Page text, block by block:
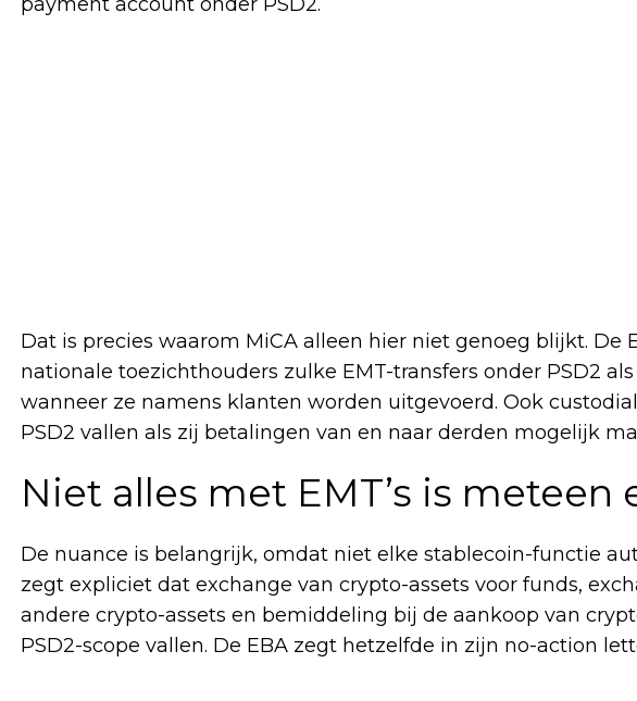
Dat is precies waarom MiCA alleen hier niet genoeg blijkt. De
nationale toezichthouders zulke EMT-transfers onder PSD2
wanneer ze namens klanten worden uitgevoerd. Ook
PSD2 vallen als zij betalingen van en naar derden mogelijk
Niet alles met EMT’s is
De nuance is belangrijk, omdat niet elke stablecoin-functie
zegt expliciet dat exchange van crypto-assets voor funds,
andere crypto-assets en bemiddeling bij de aankoop van
PSD2-scope vallen. De EBA zegt hetzelfde in zijn no-action